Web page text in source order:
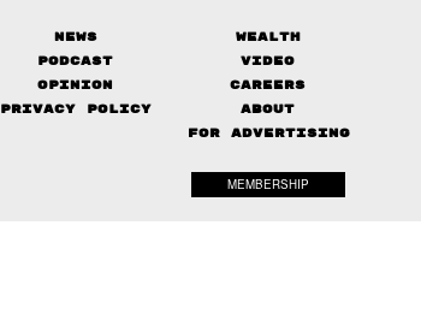
News Wealth
Podcast
Video
Opinion
Careers
Privacy Policy
About
FOR ADVERTISING
MEMBERSHIP